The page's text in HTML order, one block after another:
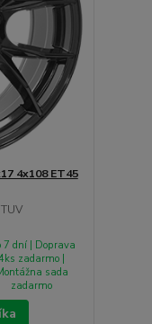
4x108 ET45
7 dní | Doprava
zadarmo |
sada
zadarmo